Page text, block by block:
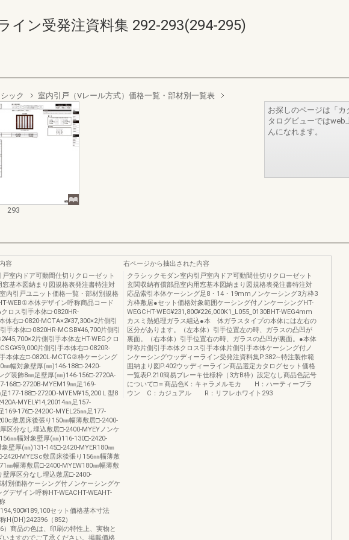
イン受発注資料集 292-293(294-295)
ック 室内引戸（Vレール方式）価格一覧・部材別一覧表
293
お探しのページは「
タログビューではweb
んになれます。
容
室内ドア可動間仕切りクローゼット
基本図納まり図規格表発注書特注対
内引戸ユニット価格一覧・部材別規格
WEB①本体デザイン呼称商品コード
ロス引手本体□-0820HR-
体右□-0820-MCTA×2¥37,300×2片側引
手本体□-0820HR-MCSB¥46,700片側引
片側引手本体左HT-WEGクロ
片側引手本体右□-0820R-
本体左□-0820L-MCTG②枠ケーシング
㎜幅対象壁厚(㎜)146-188□-2420-
グ装飾8㎜足壁厚(㎜)146-156□-2720A-
168□-2720B-MYEM19㎜足169-
177-188□-2720D-MYEM¥15,200Ｌ型8
MYEL¥14,20014㎜足157-
169-176□-2420C-MYEL25㎜足177-
敷居床後張り150㎜幅薄敷居□-2400-
区分なし埋込敷居□-2400-MYEYノンケ
㎜幅対象壁厚(㎜)116-130□-2420-
壁厚(㎜)131-145□-2420-MYER180㎜
2420-MYESc敷居床後張り156㎜幅薄敷
㎜幅薄敷居□-2400-MYEW180㎜幅薄敷
壁厚区分なし埋込敷居□-2400-
材別価格ケーシング付ノンケーシングケ
デザイン呼称HT-WEACHT-WEAHT-
セット価格基本寸法
H(DH)242396（852）
）商品の色は、印刷の特性上、実物と
ますのでご了承ください。掲載価格
右ページから抽出された内容
クラシックモダン室内引戸室内ドア可動間仕切りクローゼット
玄関収納有償部品室内用窓基本図納まり図規格表発注書特注対
応品索引本体ケーシング足8・14・19mmノンケーシング3方枠3
方枠敷居●セット価格対象範囲ケーシング付ノンケーシングHT-
WEGCHT-WEG¥231,800¥226,000K1_L055_0130BHT-WEG4mm
カスミ熱処理ガラス組込●本 体ガラスタイプの本体には左右の
区分があります。（左本体）引手位置左の時、ガラスの凸凹が
裏面。（右本体）引手位置右の時、ガラスの凸凹が裏面。●本体
呼称片側引手本体クロス引手本体片側引手本体ケーシング付ノ
ンケーシングウッディーライン受発注資料集P.382∼特注製作範
囲納まり図P.402ウッディーライン商品選定カタログセット価格
一覧表P.210簡易ブレーキ仕様枠（3方B枠）設定なし商品色記号
について□＝商品色K：キャラメルモカ H：ハーティーブラ
ウン C：カジュアル R：リフレホワイト293